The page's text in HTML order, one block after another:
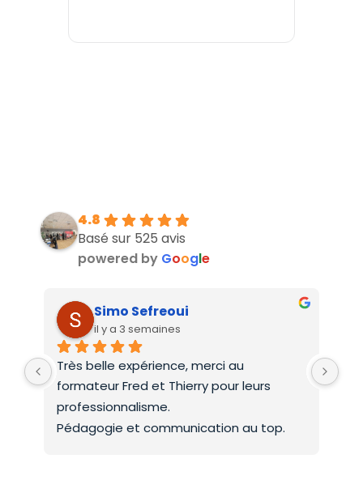
4.8
Basé sur 525 avis
powered by Google
Simo Sefreoui
il y a 3 semaines
Très belle expérience, merci au
formateur Fred et Thierry pour leurs
professionnalisme.
Pédagogie et communication au top.